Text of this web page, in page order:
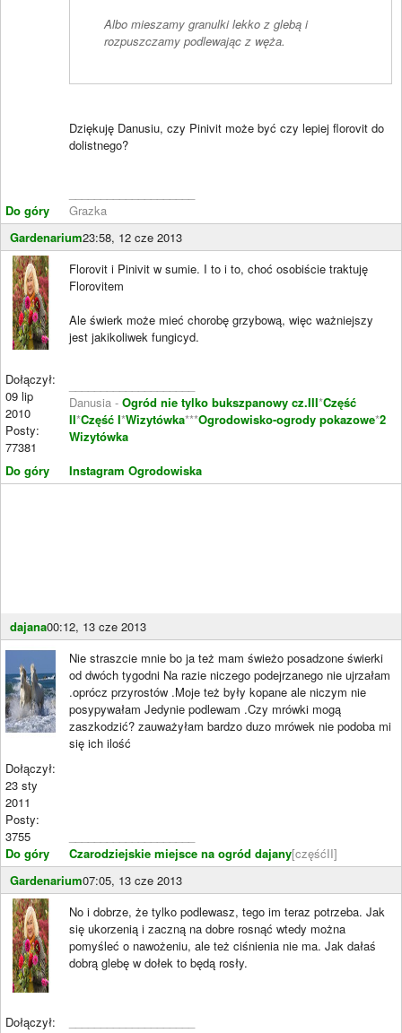
Do góry
Albo mieszamy granulki lekko z glebą i
rozpuszczamy podlewając z węża.
Dziękuję Danusiu, czy Pinivit może być czy lepiej florovit do
dolistnego?
Grazka
Gardenarium23:58, 12 cze 2013
Dołączył:
09 lip
2010
Posty:
77381
Do góry
Florovit i Pinivit w sumie. I to i to, choć osobiście traktuję
Florovitem
Ale świerk może mieć chorobę grzybową, więc ważniejszy
jest jakikoliwek fungicyd.
Danusia - Ogród nie tylko bukszpanowy cz.III*Część
II*Część I*Wizytówka***Ogrodowisko-ogrody pokazowe*2
Wizytówka
Instagram Ogrodowiska
dajana00:12, 13 cze 2013
Dołączył:
23 sty
2011
Posty:
3755
Do góry
Nie straszcie mnie bo ja też mam świeżo posadzone świerki
od dwóch tygodni Na razie niczego podejrzanego nie ujrzałam
.oprócz przyrostów .Moje też były kopane ale niczym nie
posypywałam Jedynie podlewam .Czy mrówki mogą
zaszkodzić? zauważyłam bardzo duzo mrówek nie podoba mi
się ich ilość
Czarodziejskie miejsce na ogród dajany[częśćII]
Gardenarium07:05, 13 cze 2013
Dołączył:
No i dobrze, że tylko podlewasz, tego im teraz potrzeba. Jak
się ukorzenią i zaczną na dobre rosnąć wtedy można
pomyśleć o nawożeniu, ale też ciśnienia nie ma. Jak dałaś
dobrą glebę w dołek to będą rosły.